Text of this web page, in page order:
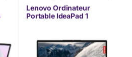
arrivage, Ordinateur Portable
Ordinateurs Portables,
Portable
Lenovo Ordinateur
Portable IdeaPad 1